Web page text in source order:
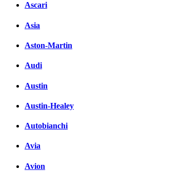
Ascari
Asia
Aston-Martin
Audi
Austin
Austin-Healey
Autobianchi
Avia
Avion